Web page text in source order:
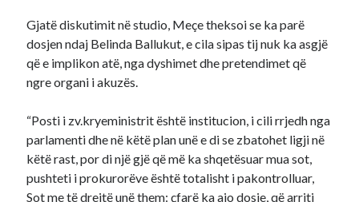
Gjatë diskutimit në studio, Meçe theksoi se ka parë
dosjen ndaj Belinda Ballukut, e cila sipas tij nuk ka asgjë
që e implikon atë, nga dyshimet dhe pretendimet që
ngre organi i akuzës.
“Posti i zv.kryeministrit është institucion, i cili rrjedh nga
parlamenti dhe në këtë plan unë e di se zbatohet ligji në
këtë rast, por di një gjë që më ka shqetësuar mua sot,
pushteti i prokurorëve është totalisht i pakontrolluar,
Sot me të drejtë unë them: çfarë ka ajo dosje, që arriti